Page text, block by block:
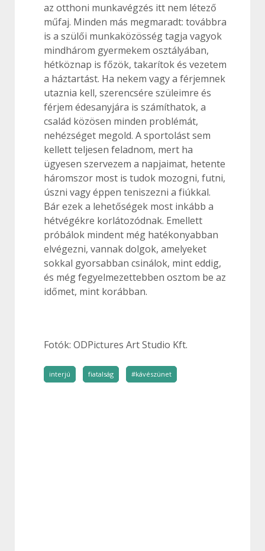
az otthoni munkavégzés itt nem létező
műfaj. Minden más megmaradt: továbbra
is a szülői munkaközösség tagja vagyok
mindhárom gyermekem osztályában,
hétköznap is főzök, takarítok és vezetem
a háztartást. Ha nekem vagy a férjemnek
utaznia kell, szerencsére szüleimre és
férjem édesanyjára is számíthatok, a
család közösen minden problémát,
nehézséget megold. A sportolást sem
kellett teljesen feladnom, mert ha
ügyesen szervezem a napjaimat, hetente
háromszor most is tudok mozogni, futni,
úszni vagy éppen teniszezni a fiúkkal.
Bár ezek a lehetőségek most inkább a
hétvégékre korlátozódnak. Emellett
próbálok mindent még hatékonyabban
elvégezni, vannak dolgok, amelyeket
sokkal gyorsabban csinálok, mint eddig,
és még fegyelmezettebben osztom be az
időmet, mint korábban.
Fotók: ODPictures Art Studio Kft.
interjú fiatalság #kávészünet